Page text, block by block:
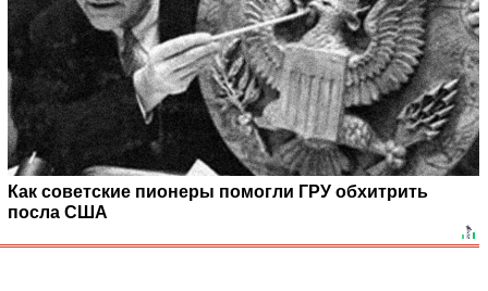
Как советские пионеры помогли ГРУ обхитрить
посла США